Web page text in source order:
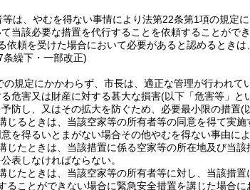
は、やむを得ない事情により法第22条第1項の規定
当該必要な措置を代行することを依頼することができ
依頼を受けた場合において必要があると認めるときは、
繰下・一部改正)
の規定にかかわらず、市長は、適正な管理が行われ
危害又は財産に対する甚大な損害(以下「危害等」と
防し、又はその拡大を防ぐため、必要最小限の措置(
じるときは、当該空家等の所有者等の同意を得て実施
を得るいとまがない場合その他やむを得ない事由に
じたときは、当該措置に係る空家等の所在地及び当
表しなければならない。
じたときは、当該空家等の所有者等に対し、当該措
ることができない場合に緊急安全措置を講じた場合